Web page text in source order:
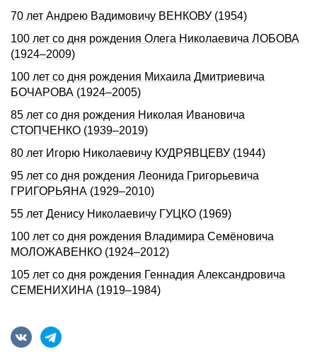
70 лет Андрею Вадимовичу ВЕНКОВУ (1954)
100 лет со дня рождения Олега Николаевича ЛОБОВА
(1924–2009)
100 лет со дня рождения Михаила Дмитриевича
БОЧАРОВА (1924–2005)
85 лет со дня рождения Николая Ивановича
СТОПЧЕНКО (1939–2019)
80 лет Игорю Николаевичу КУДРЯВЦЕВУ (1944)
95 лет со дня рождения Леонида Григорьевича
ГРИГОРЬЯНА (1929–2010)
55 лет Денису Николаевичу ГУЦКО (1969)
100 лет со дня рождения Владимира Семёновича
МОЛОЖАВЕНКО (1924–2012)
105 лет со дня рождения Геннадия Александровича
СЕМЕНИХИHА (1919–1984)